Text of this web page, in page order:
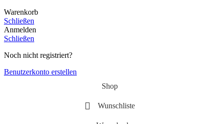
Warenkorb
Schließen
Anmelden
Schließen
Noch nicht registriert?
Benutzerkonto erstellen
Shop
Wunschliste